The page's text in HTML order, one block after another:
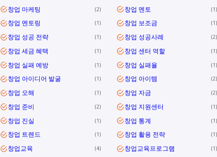
창업 마케팅 2 창업 멘토 1
창업 멘토링 1 창업 보조금 1
창업 성공 전략 1 창업 성공사례 2
창업 세금 혜택 1 창업 센터 역할 1
창업 실패 예방 1 창업 실패율 1
창업 아이디어 발굴 1 창업 아이템 2
창업 오해 1 창업 자금 2
창업 준비 2 창업 지원센터 1
창업 진실 1 창업 통계 1
창업 트렌드 1 창업 활용 전략 1
창업교육 4 창업교육프로그램 1